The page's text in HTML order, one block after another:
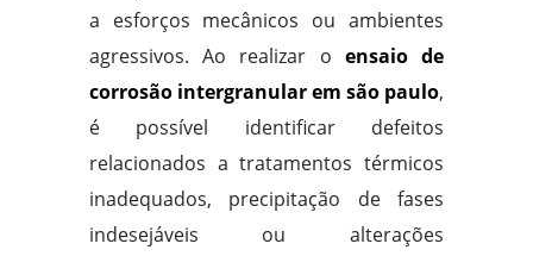
a esforços mecânicos ou ambientes
agressivos. Ao realizar o ensaio de
corrosão intergranular em são paulo,
é possível identificar defeitos
relacionados a tratamentos térmicos
inadequados, precipitação de fases
indesejáveis ou alterações